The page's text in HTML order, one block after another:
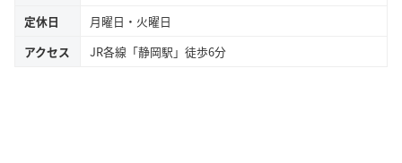
定休日
月曜日・火曜日
アクセス
JR各線「静岡駅」徒歩6分